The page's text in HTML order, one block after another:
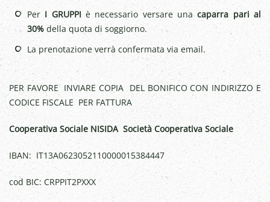
Per I GRUPPIè necessario versare unacaparra pari al
30% della quota di soggiorno.
La prenotazione verrà confermata via email.
PER FAVORE INVIARE COPIA DEL BONIFICO CON INDIRIZZO E
CODICE FISCALE PER FATTURA
Cooperativa Sociale NISIDA Società Cooperativa Sociale
IBAN: IT13A0623052110000015384447
cod BIC: CRPPIT2PXXX